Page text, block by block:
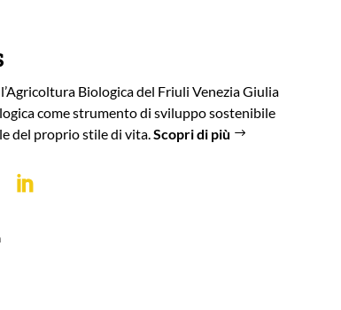
Biologica del Friuli Venezia Giulia
come strumento di sviluppo sostenibile
del proprio stile di vita.Scopri di più